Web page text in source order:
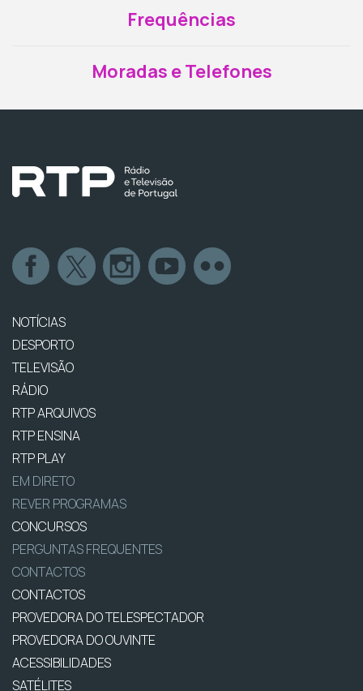
Frequências
Moradas e Telefones
NOTÍCIAS
DESPORTO
TELEVISÃO
RÁDIO
RTP ARQUIVOS
RTP ENSINA
RTP PLAY
EM DIRETO
REVER PROGRAMAS
CONCURSOS
PERGUNTAS FREQUENTES
CONTACTOS
CONTACTOS
PROVEDORA DO TELESPECTADOR
PROVEDORA DO OUVINTE
ACESSIBILIDADES
SATÉLITES